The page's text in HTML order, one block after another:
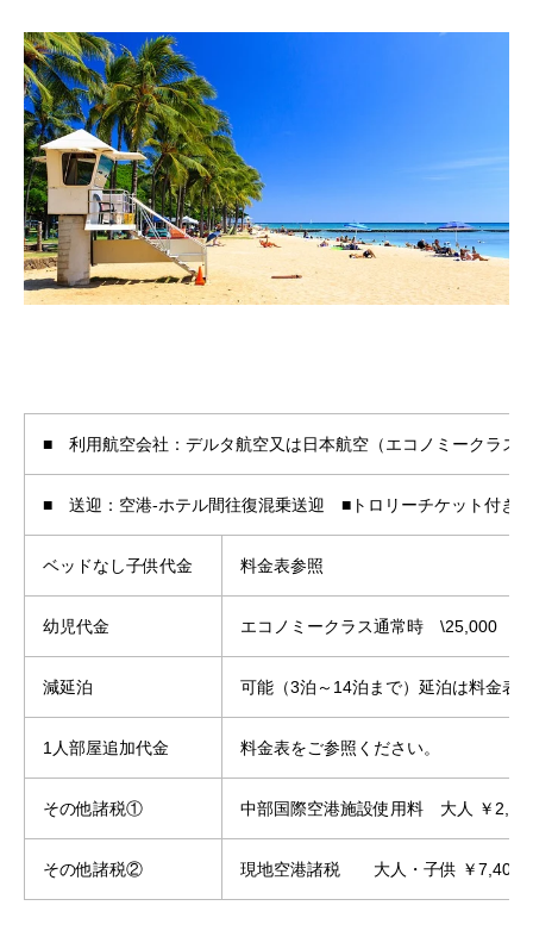
■ 利用航空会社：デルタ航空又は日本航
■ 送迎：空港-ホテル間往復混乗送迎 ■ト
ベッドなし子供代金 料金
幼児代金 エコノミークラス通常時
減延泊 可能（3泊～14泊まで）延泊は料金表
1人部屋追加代金 料金表をご参照ください。
その他諸税① 中部国際空港施設
その他諸税② 現地空港諸税 大人・子供 ￥